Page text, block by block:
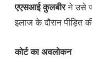
एएसआई कुलबीरने उसे
इलाज के दौरान पीड़ित
कोर्ट का अवलोकन